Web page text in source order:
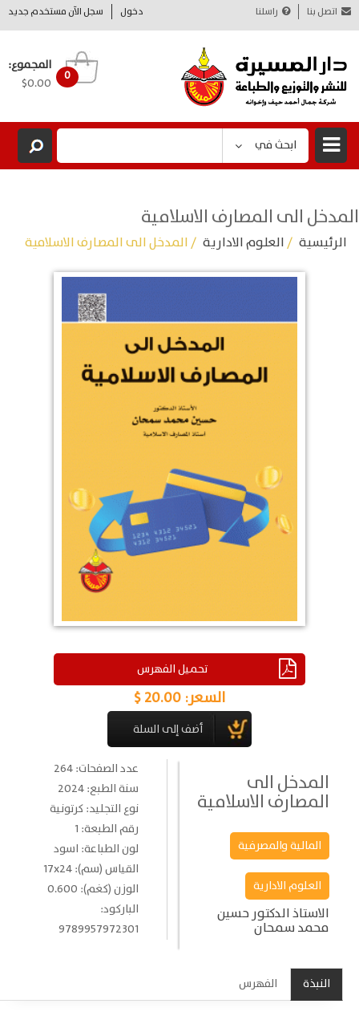
دخول سجل الآن مستخدم جديد اتصل بنا راسلنا
0
المجموع:
$0.00
ابحث في
المدخل الى المصارف الاسلامية
الرئيسية /العلوم الادارية / المدخل الى المصارف الاسلامية
تحميل الفهرس
السعر: 20.00 $
المدخل الى
المصارف الاسلامية
المالية والمصرفية
العلوم الادارية
الاستاذ الدكتور حسين
محمد سمحان
عدد الصفحات: 264
سنة الطبع: 2024
نوع التجليد: كرتونية
رقم الطبعة: 1
لون الطباعة: اسود
القياس (سم): 17x24
الوزن (كغم): 0.600
الباركود:
9789957972301
النبذة الفهرس